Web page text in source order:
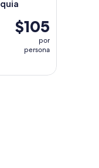
$105
por
persona